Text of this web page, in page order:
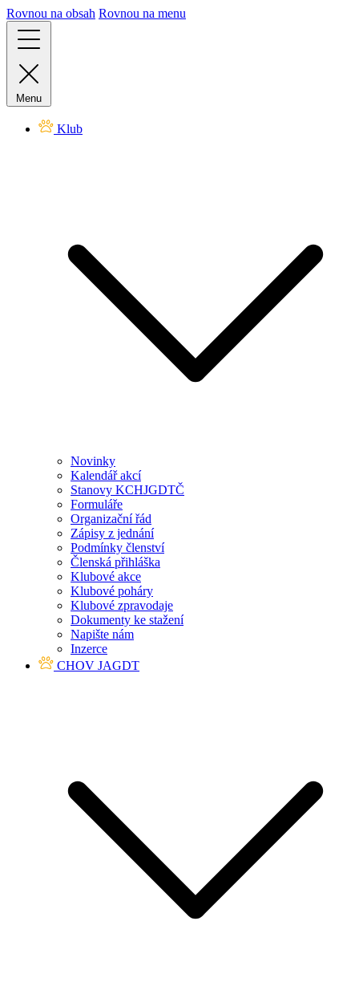
Rovnou na obsah Rovnou na menu
Menu
Klub
Novinky
Kalendář akcí
Stanovy KCHJGDTČ
Formuláře
Organizační řád
Zápisy z jednání
Podmínky členství
Členská přihláška
Klubové akce
Klubové poháry
Klubové zpravodaje
Dokumenty ke stažení
Napište nám
Inzerce
CHOV JAGDT